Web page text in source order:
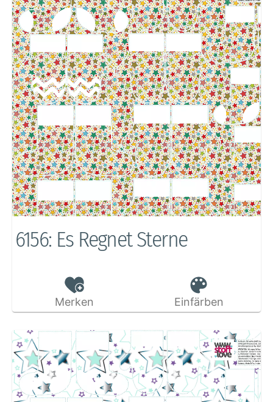
6156: Es Regnet Sterne
Merken Einfärben